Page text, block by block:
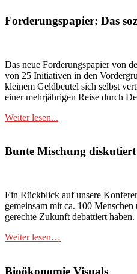
Forderungspapier: Das
Das neue Forderungspapier von
von 25 Initiativen in den
kleinem Geldbeutel sich selbst
einer mehrjährigen Reise durch
Weiter lesen...
Bunte Mischung
Ein Rückblick auf unsere
gemeinsam mit ca. 100
gerechte Zukunft debattiert haben.
Weiter lesen…
Bioökonomie Visuals